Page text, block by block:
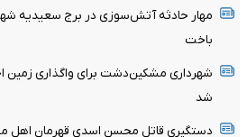
مهار حادثه آتش‌سوزی در برج سعیدیه
باخت
شهرداری مشکین‌دشت برای واگذاری زمین
شد
دستگیری قاتل محسن اسدی قهرمان اهل